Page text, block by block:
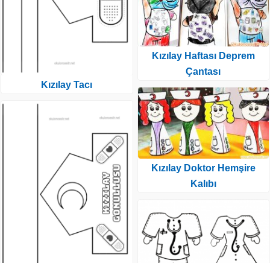
Kızılay Tacı
Kızılay Haftası Deprem
Çantası
Kızılay Doktor Hemşire
Kalıbı